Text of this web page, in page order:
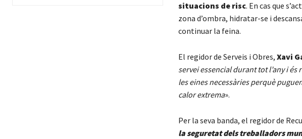
situacions de risc. En cas que
zona d’ombra, hidratar-se i
continuar la feina.
El regidor de Serveis i Obres, Xavi
servei essencial durant tot l’any i
les eines necessàries perquè
calor extrema».
Per la seva banda, el regidor de
la seguretat dels treballadors